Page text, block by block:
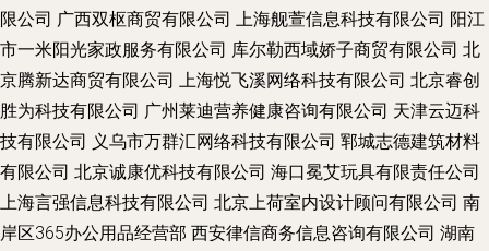
限公司 广西双枢商贸有限公司 上海舰萱信息科技有限公司 阳江
市一米阳光家政服务有限公司 库尔勒西域娇子商贸有限公司 北
京腾新达商贸有限公司
上海悦飞溪网络科技有限公司 北京睿创
胜为科技有限公司 广州莱迪营养健康咨询有限公司 天津云迈科
技有限公司 义乌市万群汇网络科技有限公司 郓城志德建筑材料
有限公司 北京诚康优科技有限公司 海口冕艾玩具有限责任公司
上海言强信息科技有限公司 北京上荷室内设计顾问有限公司 南
岸区365办公用品经营部 西安律信商务信息咨询有限公司 湖南